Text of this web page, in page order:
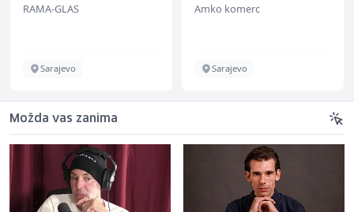
RAMA-GLAS
Sarajevo
Amko komerc
Sarajevo
Možda vas zanima